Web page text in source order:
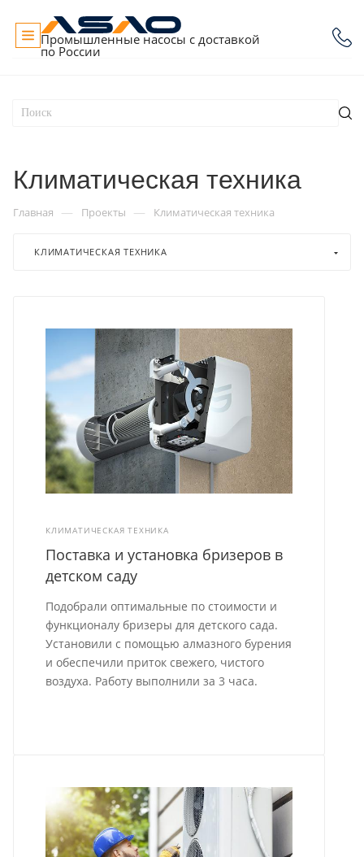
Промышленные насосы с доставкой
по России
Климатическая техника
Главная — Проекты — Климатическая техника
КЛИМАТИЧЕСКАЯ ТЕХНИКА
КЛИМАТИЧЕСКАЯ ТЕХНИКА
Поставка и установка бризеров в
детском саду
Подобрали оптимальные по стоимости и
функционалу бризеры для детского сада.
Установили с помощью алмазного бурения
и обеспечили приток свежего, чистого
воздуха. Работу выполнили за 3 часа.